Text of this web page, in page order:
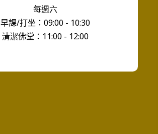
每週六
早課/打坐：09:00 - 10:30
清潔佛堂：11:00 - 12:00